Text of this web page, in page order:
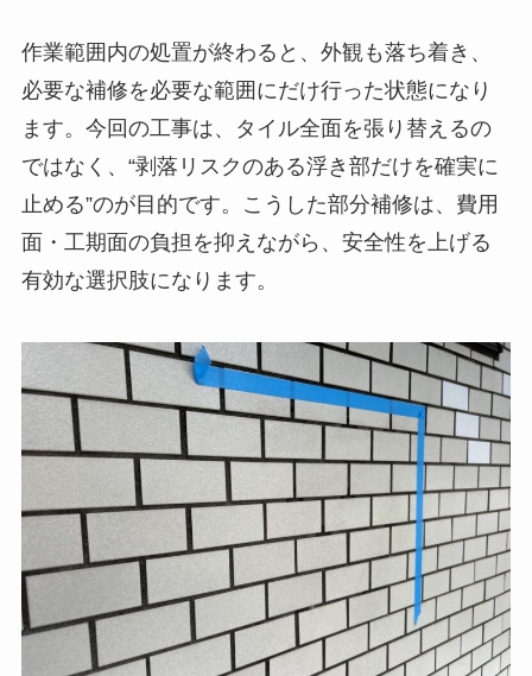
作業範囲内の処置が終わると、外観も落ち着き、
必要な補修を必要な範囲にだけ行った状態になり
ます。今回の工事は、タイル全面を張り替えるの
ではなく、“剥落リスクのある浮き部だけを確実に
止める”のが目的です。こうした部分補修は、費用
面・工期面の負担を抑えながら、安全性を上げる
有効な選択肢になります。